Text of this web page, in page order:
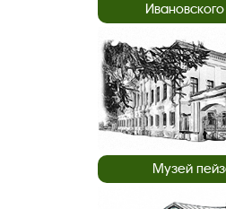
Музей